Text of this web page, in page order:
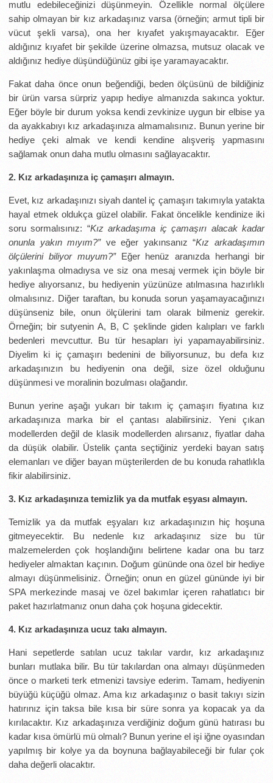
mutlu edebileceğinizi düşünmeyin. Özellikle normal ölçülere
sahip olmayan bir kız arkadaşınız varsa (örneğin; armut tipli bir
vücut şekli varsa), ona her kıyafet yakışmayacaktır. Eğer
aldığınız kıyafet bir şekilde üzerine olmazsa, mutsuz olacak ve
aldığınız hediye düşündüğünüz gibi işe yaramayacaktır.
Fakat daha önce onun beğendiği, beden ölçüsünü de bildiğiniz
bir ürün varsa sürpriz yapıp hediye almanızda sakınca yoktur.
Eğer böyle bir durum yoksa kendi zevkinize uygun bir elbise ya
da ayakkabıyı kız arkadaşınıza almamalısınız. Bunun yerine bir
hediye çeki almak ve kendi kendine alışveriş yapmasını
sağlamak onun daha mutlu olmasını sağlayacaktır.
2. Kız arkadaşınıza iç çamaşırı almayın.
Evet, kız arkadaşınızı siyah dantel iç çamaşırı takımıyla yatakta
hayal etmek oldukça güzel olabilir. Fakat öncelikle kendinize iki
soru sormalısınız: “Kız arkadaşıma iç çamaşırı alacak kadar
onunla yakın mıyım?” ve eğer yakınsanız “Kız arkadaşımın
ölçülerini biliyor muyum?”Eğer henüz aranızda herhangi bir
yakınlaşma olmadıysa ve siz ona mesaj vermek için böyle bir
hediye alıyorsanız, bu hediyenin yüzünüze atılmasına hazırlıklı
olmalısınız. Diğer taraftan, bu konuda sorun yaşamayacağınızı
düşünseniz bile, onun ölçülerini tam olarak bilmeniz gerekir.
Örneğin; bir sutyenin A, B, C şeklinde giden kalıpları ve farklı
bedenleri mevcuttur. Bu tür hesapları iyi yapamayabilirsiniz.
Diyelim ki iç çamaşırı bedenini de biliyorsunuz, bu defa kız
arkadaşınızın bu hediyenin ona değil, size özel olduğunu
düşünmesi ve moralinin bozulması olağandır.
Bunun yerine aşağı yukarı bir takım iç çamaşırı fiyatına kız
arkadaşınıza marka bir el çantası alabilirsiniz. Yeni çıkan
modellerden değil de klasik modellerden alırsanız, fiyatlar daha
da düşük olabilir. Üstelik çanta seçtiğiniz yerdeki bayan satış
elemanları ve diğer bayan müşterilerden de bu konuda rahatlıkla
fikir alabilirsiniz.
3. Kız arkadaşınıza temizlik ya da mutfak eşyası almayın.
Temizlik ya da mutfak eşyaları kız arkadaşınızın hiç hoşuna
gitmeyecektir. Bu nedenle kız arkadaşınız size bu tür
malzemelerden çok hoşlandığını belirtene kadar ona bu tarz
hediyeler almaktan kaçının. Doğum gününde ona özel bir hediye
almayı düşünmelisiniz. Örneğin; onun en güzel gününde iyi bir
SPA merkezinde masaj ve özel bakımlar içeren rahatlatıcı bir
paket hazırlatmanız onun daha çok hoşuna gidecektir.
4. Kız arkadaşınıza ucuz takı almayın.
Hani sepetlerde satılan ucuz takılar vardır, kız arkadaşınız
bunları mutlaka bilir. Bu tür takılardan ona almayı düşünmeden
önce o marketi terk etmenizi tavsiye ederim. Tamam, hediyenin
büyüğü küçüğü olmaz. Ama kız arkadaşınız o basit takıyı sizin
hatırınız için taksa bile kısa bir süre sonra ya kopacak ya da
kırılacaktır. Kız arkadaşınıza verdiğiniz doğum günü hatırası bu
kadar kısa ömürlü mü olmalı? Bunun yerine el işi iğne oyasından
yapılmış bir kolye ya da boynuna bağlayabileceği bir fular çok
daha değerli olacaktır.